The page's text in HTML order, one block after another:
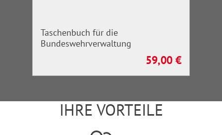
Taschenbuch für die
Bundeswehrverwaltung
Regulärer Preis:
59,00 €
IHRE VORTEILE